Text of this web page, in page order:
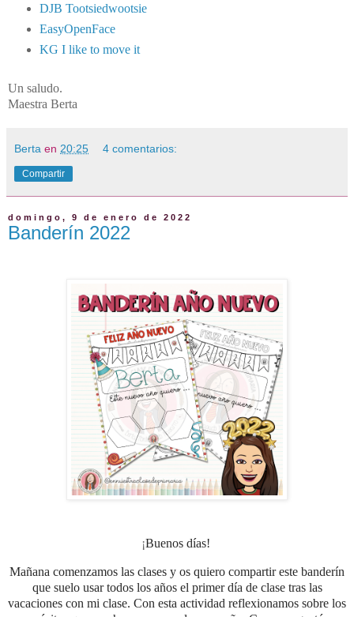
DJB Tootsiedwootsie
EasyOpenFace
KG I like to move it
Un saludo.
Maestra Berta
Berta en 20:25 4 comentarios:
Compartir
domingo, 9 de enero de 2022
Banderín 2022
¡Buenos días!
Mañana comenzamos las clases y os quiero compartir este banderín
que suelo usar todos los años el primer día de clase tras las
vacaciones con mi clase. Con esta actividad reflexionamos sobre los